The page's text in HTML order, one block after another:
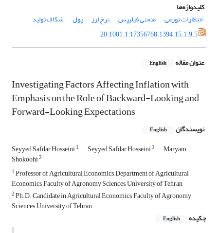
کلیدواژه‌ها
انتظارات تورمی
منحنی فیلیپس نرخ ارز پول
شکاف تولید
20.1001.1.17356768.1394.15.1.9.5
عنوان مقاله English
Investigating Factors Affecting Inflation with
Emphasis on the Role of Backward-Looking and
Forward-Looking Expectations
نویسندگان English
Seyyed Safdar Hosseini1 Seyyed Safdar Hosseini1 Maryam
Shokoohi2
1Professor of Agricultural Economics, Department of Agricultural
Economics, Faculty of Agronomy Sciences, University of Tehran
2Ph.D. Candidate in Agricultural Economics, Faculty of Agronomy
Sciences, University of Tehran
چکیده
English